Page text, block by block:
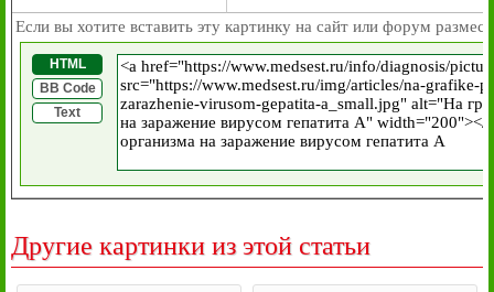
Если вы хотите вставить эту картинку на сайт или форум
HTML
BB Code
Text
Другие картинки из этой статьи